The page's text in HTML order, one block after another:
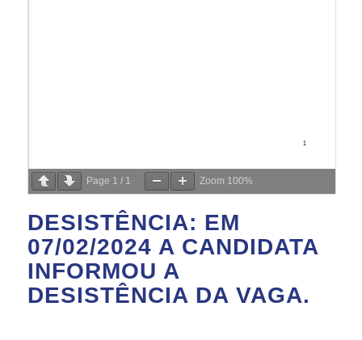
Page 1 / 1 Zoom 100%
DESISTÊNCIA: EM
07/02/2024 A CANDIDATA
INFORMOU A
DESISTÊNCIA DA VAGA.